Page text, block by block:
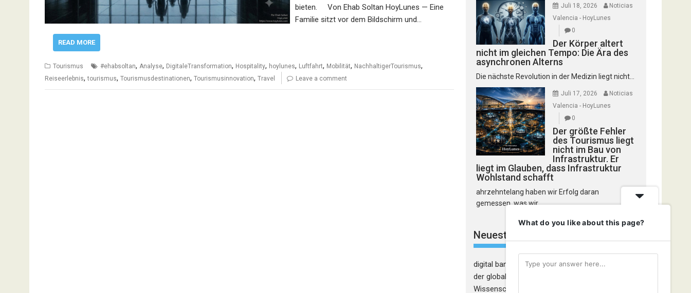
bieten. Von Ehab Soltan HoyLunes — Eine
Familie sitzt vor dem Bildschirm und…
READ MORE
Tourismus #ehabsoltan, Analyse, DigitaleTransformation, Hospitality, hoylunes, Luftfahrt, Mobilität, NachhaltigerTourismus,
Reiseerlebnis,tourismus, Tourismusdestinationen, Tourismusinnovation, Travel Leave a comment
Juli 18, 2026
Noticias
Valencia - HoyLunes
0
Der Körper altert
nicht im gleichen Tempo: Die Ära des
asynchronen Alterns
Die nächste Revolution in der Medizin liegt nicht...
Juli 17, 2026
Noticias
Valencia - HoyLunes
0
Der größte Fehler
des Tourismus liegt
nicht im Bau von
Infrastruktur. Er
liegt im Glauben, dass Infrastruktur
Wohlstand schafft
ahrzehntelang haben wir Erfolg daran
gemessen, was wir...
Neueste Kommentare
digital banking zuDie Glaubwürdigkeitskrise in
der globalen Kosmetikindustrie: Wenn
Wissenschaft nicht mehr ausreicht, um den
What do you like about this page?